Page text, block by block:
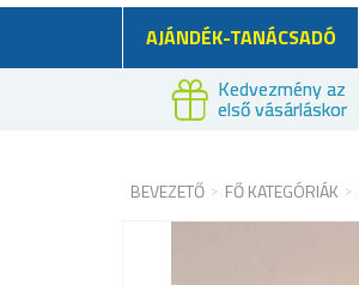
AJÁNDÉK-TANÁCSADÓ
Kedvezmény az
első vásárláskor
BEVEZETŐ FŐ KATEGÓRIÁK